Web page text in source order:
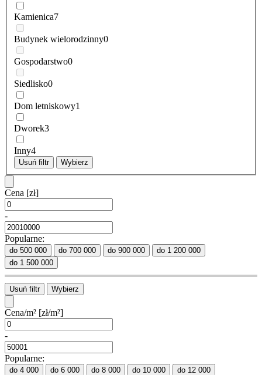
Kamienica7
Budynek wielorodzinny0
Gospodarstwo0
Siedlisko0
Dom letniskowy1
Dworek3
Inny4
Usuń filtr Wybierz
Cena [zł]
-
Popularne:
do 500 000 do 700 000 do 900 000
do 1 200 000
do 1 500 000
Usuń filtr Wybierz
Cena/m² [zł/m²]
-
Popularne:
do 4 000 do 6 000 do 8 000 do 10 000 do 12 000